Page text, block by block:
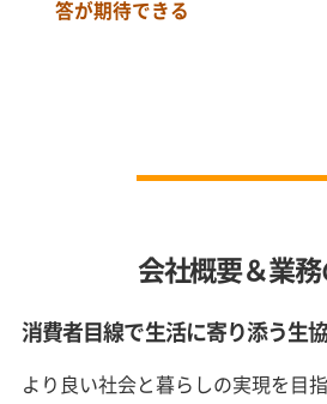
答が期待できる
会社概要＆業務
消費者目線で生活に寄り添う生
より良い社会と暮らしの実現を目